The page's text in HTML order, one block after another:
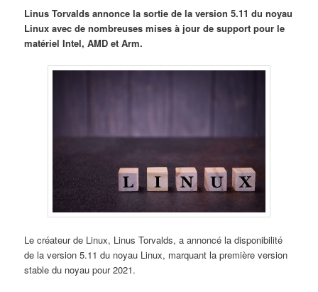
Linus Torvalds annonce la sortie de la version 5.11 du noyau
Linux avec de nombreuses mises à jour de support pour le
matériel Intel, AMD et Arm.
Le créateur de Linux, Linus Torvalds, a annoncé la disponibilité
de la version 5.11 du noyau Linux, marquant la première version
stable du noyau pour 2021.